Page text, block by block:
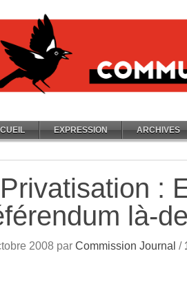
EXPRESSION ARCHIVES
Privatisation :
là-
2008 par Commission Journal /